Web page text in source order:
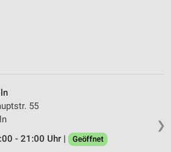
❯
55
- 21:00 Uhr |
Geöffnet